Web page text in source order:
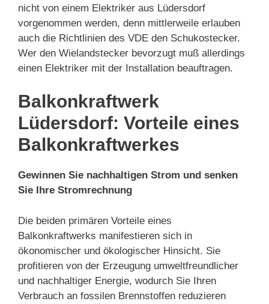
nicht von einem Elektriker aus Lüdersdorf
vorgenommen werden, denn mittlerweile erlauben
auch die Richtlinien des VDE den Schukostecker.
Wer den Wielandstecker bevorzugt muß allerdings
einen Elektriker mit der Installation beauftragen.
Balkonkraftwerk
Lüdersdorf: Vorteile eines
Balkonkraftwerkes
Gewinnen Sie nachhaltigen Strom und senken
Sie Ihre Stromrechnung
Die beiden primären Vorteile eines
Balkonkraftwerks manifestieren sich in
ökonomischer und ökologischer Hinsicht. Sie
profitieren von der Erzeugung umweltfreundlicher
und nachhaltiger Energie, wodurch Sie Ihren
Verbrauch an fossilen Brennstoffen reduzieren